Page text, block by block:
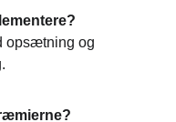
opsætning og